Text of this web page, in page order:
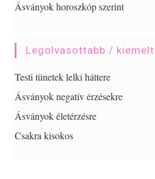
Ásványok horoszkóp szerint
Legolvasottabb /
Testi tünetek lelki háttere
Ásványok negatív érzésekre
Ásványok életérzésre
Csakra kisokos